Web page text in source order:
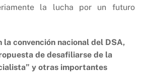
la lucha por un futuro
la convención nacional del DSA,
de desafiliarse de la
y otras importantes